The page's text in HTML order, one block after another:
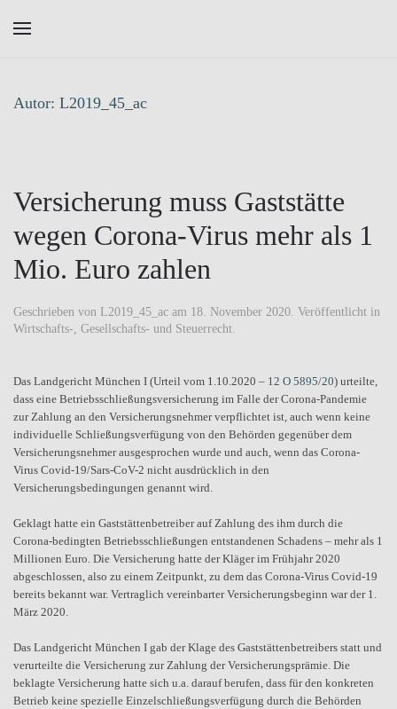
Autor: L2019_45_ac
Versicherung muss Gaststätte
wegen Corona-Virus mehr als 1
Mio. Euro zahlen
Geschrieben von L2019_45_ac am 18. November 2020. Veröffentlicht in
Wirtschafts-, Gesellschafts- und Steuerrecht.
Das Landgericht München I (Urteil vom 1.10.2020 – 12 O 5895/20) urteilte,
dass eine Betriebsschließungsversicherung im Falle der Corona-Pandemie
zur Zahlung an den Versicherungsnehmer verpflichtet ist, auch wenn keine
individuelle Schließungsverfügung von den Behörden gegenüber dem
Versicherungsnehmer ausgesprochen wurde und auch, wenn das Corona-
Virus Covid-19/Sars-CoV-2 nicht ausdrücklich in den
Versicherungsbedingungen genannt wird.
Geklagt hatte ein Gaststättenbetreiber auf Zahlung des ihm durch die
Corona-bedingten Betriebsschließungen entstandenen Schadens – mehr als 1
Millionen Euro. Die Versicherung hatte der Kläger im Frühjahr 2020
abgeschlossen, also zu einem Zeitpunkt, zu dem das Corona-Virus Covid-19
bereits bekannt war. Vertraglich vereinbarter Versicherungsbeginn war der 1.
März 2020.
Das Landgericht München I gab der Klage des Gaststättenbetreibers statt und
verurteilte die Versicherung zur Zahlung der Versicherungsprämie. Die
beklagte Versicherung hatte sich u.a. darauf berufen, dass für den konkreten
Betrieb keine spezielle Einzelschließungsverfügung durch die Behörden